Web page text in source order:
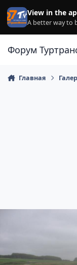
Перейти к
View in the
A better way to
Форум
Главная